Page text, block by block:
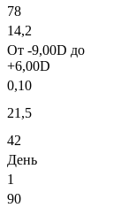
78
14,2
От -9,00D до
+6,00D
0,10
21,5
42
День
1
90